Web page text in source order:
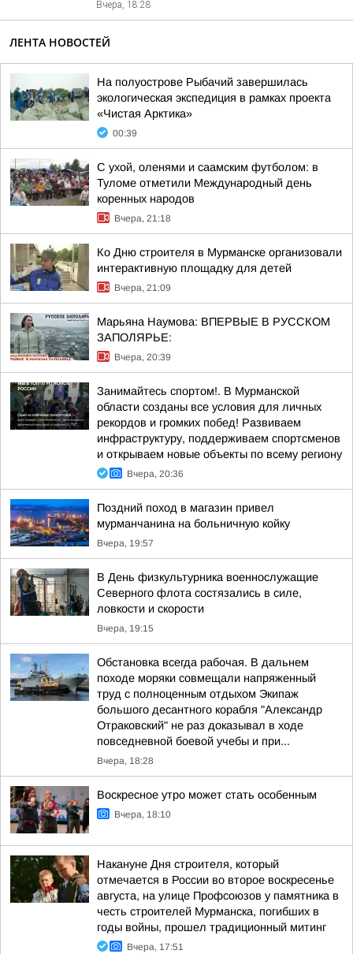
Вчера, 18:28
ЛЕНТА НОВОСТЕЙ
На полуострове Рыбачий завершилась
экологическая экспедиция в рамках проекта
«Чистая Арктика»
00:39
С ухой, оленями и саамским футболом: в
Туломе отметили Международный день
коренных народов
Вчера, 21:18
Ко Дню строителя в Мурманске организовали
интерактивную площадку для детей
Вчера, 21:09
Марьяна Наумова: ВПЕРВЫЕ В РУССКОМ
ЗАПОЛЯРЬЕ:
Вчера, 20:39
Занимайтесь спортом!. В Мурманской
области созданы все условия для личных
рекордов и громких побед! Развиваем
инфраструктуру, поддерживаем спортсменов
и открываем новые объекты по всему региону
Вчера, 20:36
Поздний поход в магазин привел
мурманчанина на больничную койку
Вчера, 19:57
В День физкультурника военнослужащие
Северного флота состязались в силе,
ловкости и скорости
Вчера, 19:15
Обстановка всегда рабочая. В дальнем
походе моряки совмещали напряженный
труд с полноценным отдыхом Экипаж
большого десантного корабля "Александр
Отраковский" не раз доказывал в ходе
повседневной боевой учебы и при...
Вчера, 18:28
Воскресное утро может стать особенным
Вчера, 18:10
Накануне Дня строителя, который
отмечается в России во второе воскресенье
августа, на улице Профсоюзов у памятника в
честь строителей Мурманска, погибших в
годы войны, прошел традиционный митинг
Вчера, 17:51